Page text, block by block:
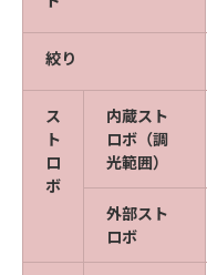
絞り
ス
ト
ロ
ボ
内蔵スト
ロボ（調
光範囲）
外部スト
ロボ